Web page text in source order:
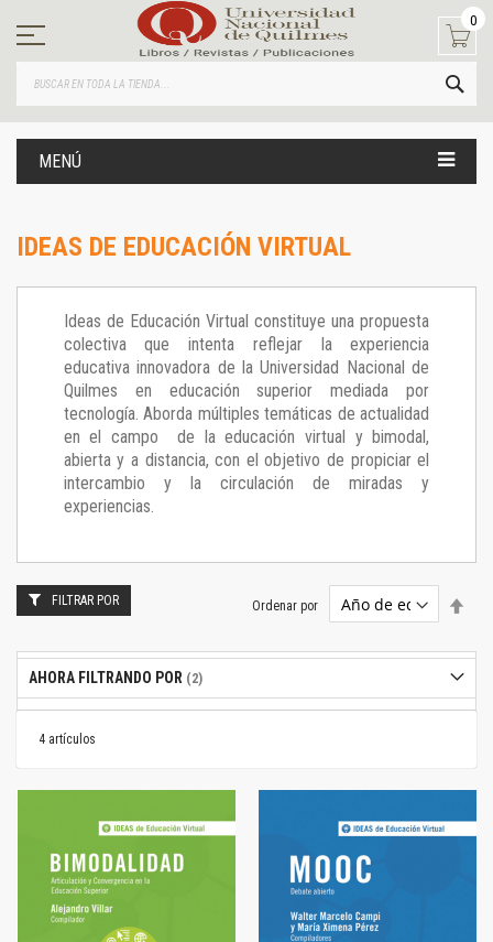
contenido
0
MENÚ
IDEAS DE EDUCACIÓN VIRTUAL
Ideas de Educación Virtual constituye una propuesta
colectiva que intenta reflejar la experiencia
educativa innovadora de la Universidad Nacional de
Quilmes en educación superior mediada por
tecnología. Aborda múltiples temáticas de actualidad
en el campo de la educación virtual y bimodal,
abierta y a distancia, con el objetivo de propiciar el
intercambio y la circulación de miradas y
experiencias.
4 artículos
Ordenar por
FILTRAR POR
AHORA FILTRANDO POR